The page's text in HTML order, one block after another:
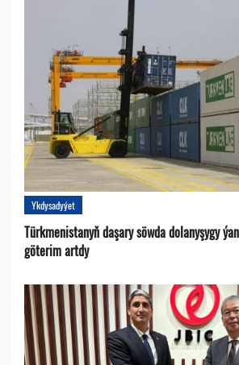
Ykdysadyýet
Türkmenistanyň daşary söwda dolanyşygy
göterim artdy